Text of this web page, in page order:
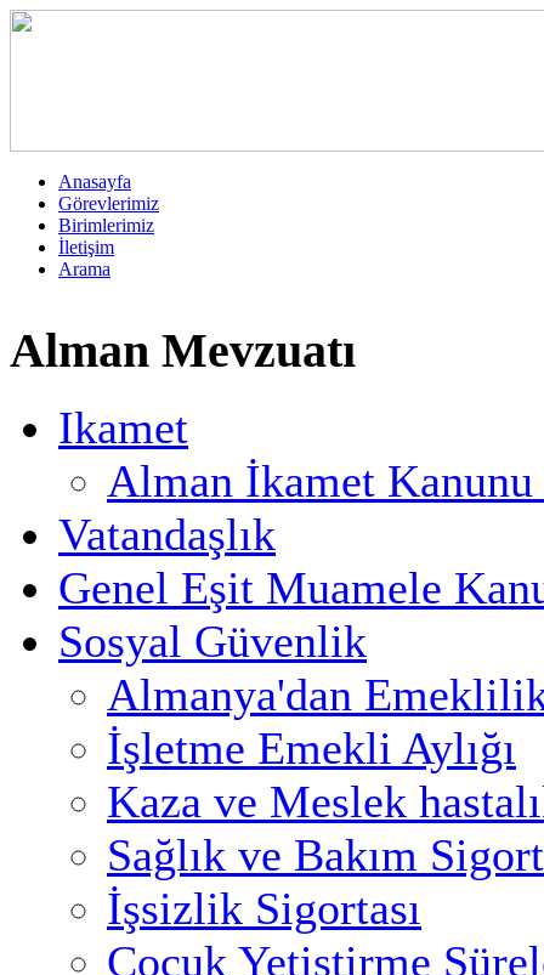
Anasayfa
Görevlerimiz
Birimlerimiz
İletişim
Arama
Alman Mevzuatı
Ikamet
Alman İkamet
Vatandaşlık
Genel Eşit Muamele
Sosyal Güvenlik
Almanya'dan
İşletme Emekli Aylığı
Kaza ve Meslek
Sağlık ve Bakım
İşsizlik Sigortası
Çocuk Yetiştirme